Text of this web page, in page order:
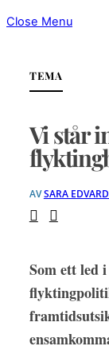
Close Menu
TEMA
Vi står
AVSARA
Som ett led